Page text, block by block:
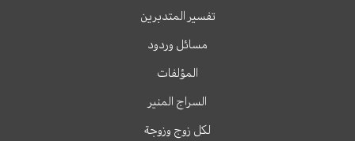
تفسير المتدبرين
مسائل وردود
المؤلفات
السراج المنير
لكل زوج وزوجة